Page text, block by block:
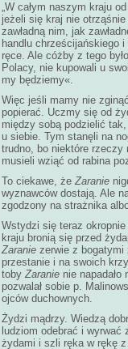
„W całym naszym kraju
jeżeli się kraj nie
zawładną nim, jak
handlu chrześcijańskiego
ręce. Ale cóżby z tego
Polacy, nie kupowali u
my będziemy«.
Więc jeśli mamy nie
popierać. Uczmy się od
między sobą podzielić
u siebie. Tym stanęli na
trudno, bo niektóre rzeczy
musieli wziąć od rabina
To ciekawe, że Zaranie
wyznawców dostają. Ale
zgodzony na strażnika
Wstydzi się teraz
kraju bronią się przed
Zaranie zerwie z
przestanie i na swoich
toby Zaranie nie
pozwalał sobie p.
ojców duchownych.
Żydzi mądrzy. Wiedzą
ludziom odebrać i
żydami i szli ręka w rękę